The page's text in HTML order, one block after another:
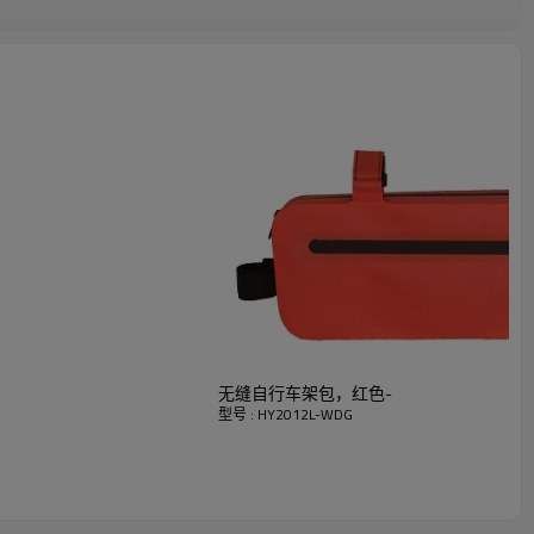
无缝自行车架包，红色-
型号 : HY2012L-WDG